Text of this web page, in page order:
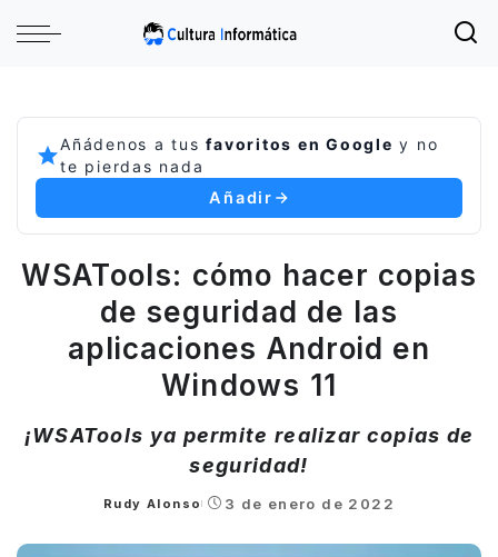
Añádenos a tusfavoritos en Google y no
te pierdas nada
Añadir
WSATools: cómo hacer copias
de seguridad de las
aplicaciones Android en
Windows 11
¡WSATools ya permite realizar copias de
seguridad!
Posted
Rudy Alonso 3 de enero de 2022